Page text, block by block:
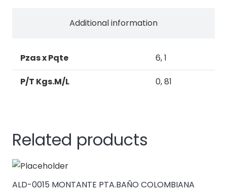
Additional information
Pzas x Pqte 6, 1
P/T Kgs.M/L 0, 81
Related products
ALD-0015 MONTANTE PTA.BAÑO COLOMBIANA